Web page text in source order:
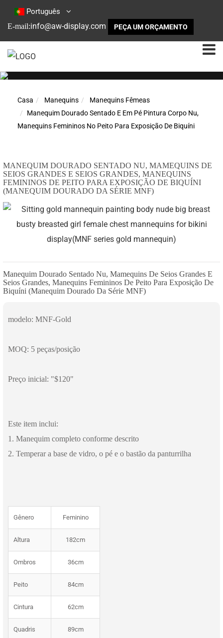
Português
E-mail:info@aw-display.com PEÇA UM ORÇAMENTO
Casa Manequins
Manequins Fêmeas
Manequim Dourado Sentado E Em Pé Pintura Corpo Nu,
Manequins Femininos No Peito Para Exposição De Biquíni
MANEQUIM DOURADO SENTADO NU, MAMEQUINS DE
SEIOS GRANDES E SEIOS GRANDES, MANEQUINS
FEMININOS DE PEITO PARA EXPOSIÇÃO DE BIQUÍNI
(MANEQUIM DOURADO DA SÉRIE MNF)
Manequim Dourado Sentado Nu, Mamequins De Seios Grandes E
Seios Grandes, Manequins Femininos De Peito Para Exposição De
Biquíni (manequim Dourado Da Série MNF)
modelo: MNF-Gold
MOQ: 5 peças/posição
Preço inicial: "$120"
Este item inclui:
1. Manequim completo conforme descrito
2. Temperar a base de vidro, o pé e o bastão da panturrilha
Gênero Feminino
Altura 182cm
Ombros 36cm
Peito 84cm
Cintura 62cm
Quadris 89cm